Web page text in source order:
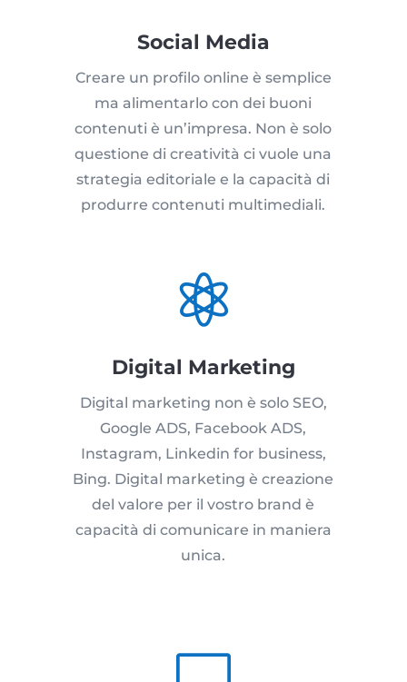
Social Media
Creare un profilo online è semplice
ma alimentarlo con dei buoni
contenuti è un’impresa. Non è solo
questione di creatività ci vuole una
strategia editoriale e la capacità di
produrre contenuti multimediali.

Digital Marketing
Digital marketing non è solo SEO,
Google ADS, Facebook ADS,
Instagram, Linkedin for business,
Bing. Digital marketing è creazione
del valore per il vostro brand è
capacità di comunicare in maniera
unica.